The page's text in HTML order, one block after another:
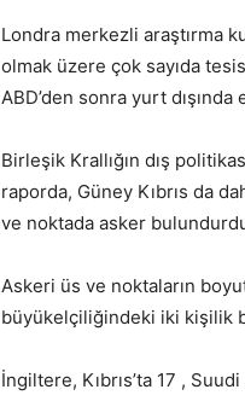
Londra merkezli araştırma
olmak üzere çok sayıda
ABD’den sonra yurt
Birleşik Krallığın dış
raporda, Güney Kıbrıs da
ve noktada asker
Askeri üs ve noktaların
büyükelçiliğindeki iki kişilik
İngiltere, Kıbrıs’ta 17 ,